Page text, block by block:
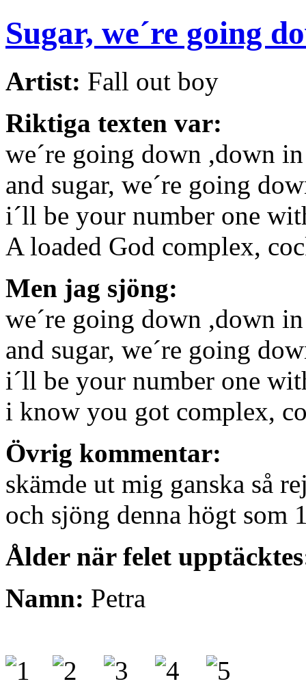
Sugar, we´re going
Artist: Fall out boy
Riktiga texten var:
we´re going down ,down
and sugar, we´re going
i´ll be your number one
A loaded God complex,
Men jag sjöng:
we´re going down ,down
and sugar, we´re going
i´ll be your number one
i know you got complex,
Övrig kommentar:
skämde ut mig ganska så
och sjöng denna högt som
Ålder när felet
Namn: Petra